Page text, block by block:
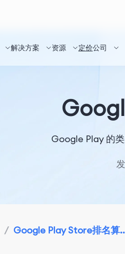
解决方案 资源 定价公司
Google Play 的
/ Google Play Store排名算